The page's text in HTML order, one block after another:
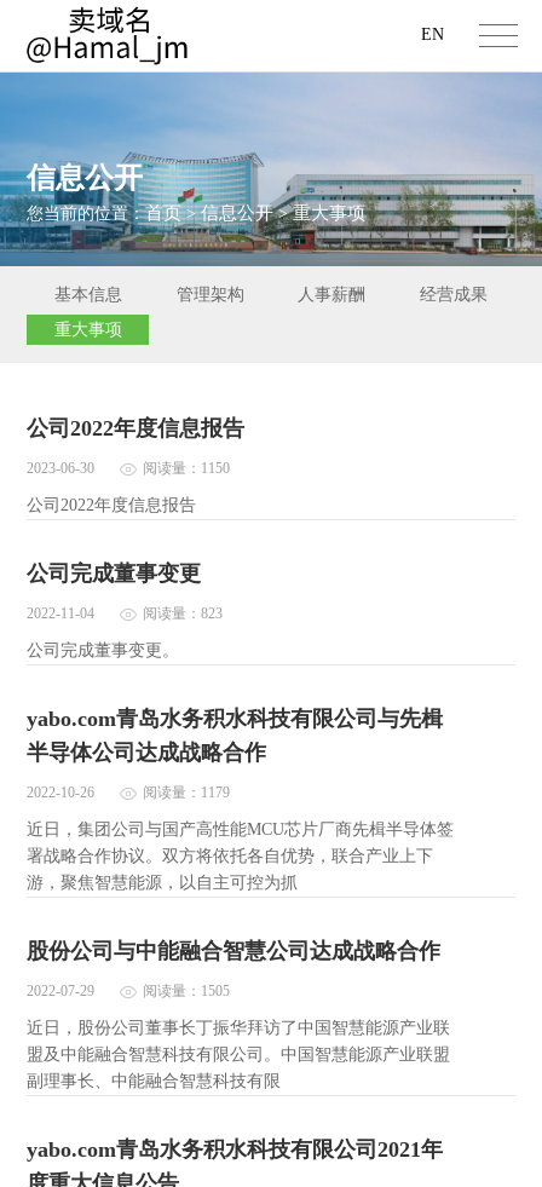
EN
信息公开
您当前的位置：首页>信息公开>重大事项
基本信息 管理架构 人事薪酬
经营成果
重大事项
公司2022年度信息报告
2023-06-30 阅读量：1150
公司2022年度信息报告
公司完成董事变更
2022-11-04 阅读量：823
公司完成董事变更。
yabo.com青岛水务积水科技有限公司与先楫
半导体公司达成战略合作
2022-10-26 阅读量：1179
近日，集团公司与国产高性能MCU芯片厂商先楫半导体签
署战略合作协议。双方将依托各自优势，联合产业上下
游，聚焦智慧能源，以自主可控为抓
股份公司与中能融合智慧公司达成战略合作
2022-07-29 阅读量：1505
近日，股份公司董事长丁振华拜访了中国智慧能源产业联
盟及中能融合智慧科技有限公司。中国智慧能源产业联盟
副理事长、中能融合智慧科技有限
yabo.com青岛水务积水科技有限公司2021年